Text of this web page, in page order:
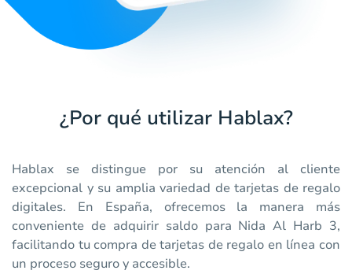
¿Por qué utilizar Hablax?
Hablax se distingue por su atención al cliente
excepcional y su amplia variedad de tarjetas de regalo
digitales. En España, ofrecemos la manera más
conveniente de adquirir saldo para Nida Al Harb 3,
facilitando tu compra de tarjetas de regalo en línea con
un proceso seguro y accesible.